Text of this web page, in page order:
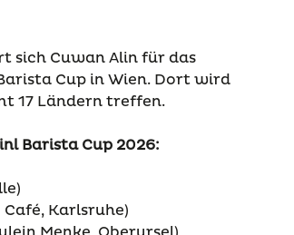
sich Cuwan Alin für das
Cup in Wien. Dort wird
17 Ländern treffen.
Barista Cup 2026:
Karlsruhe)